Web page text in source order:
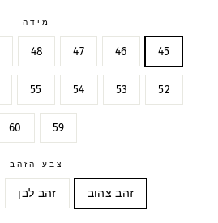
מידה
45
46
47
48
52
53
54
55
59
60
צבע הזהב
זהב צהוב זהב לבן